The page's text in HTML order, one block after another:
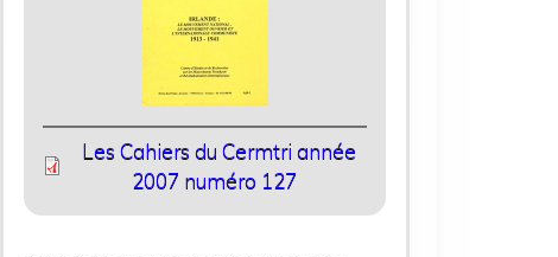
Les Cahiers du Cermtri année
2007 numéro 127